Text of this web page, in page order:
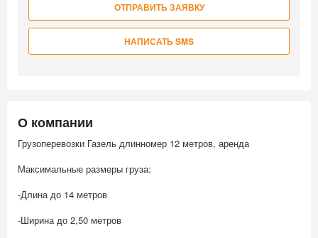
ОТПРАВИТЬ ЗАЯВКУ
НАПИСАТЬ SMS
О компании
Грузоперевозки Газель длинномер 12 метров, аренда
Максимальные размеры груза:
-Длина до 14 метров
-Ширина до 2,50 метров